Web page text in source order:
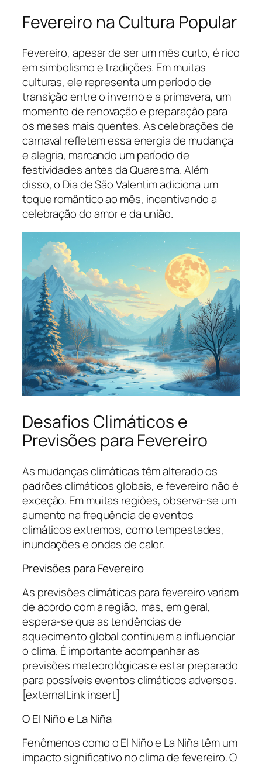
Fevereiro na Cultura Popular
Fevereiro, apesar de ser um mês curto, é rico
em simbolismo e tradições. Em muitas
culturas, ele representa um período de
transição entre o inverno e a primavera, um
momento de renovação e preparação para
os meses mais quentes. As celebrações de
carnaval refletem essa energia de mudança
e alegria, marcando um período de
festividades antes da Quaresma. Além
disso, o Dia de São Valentim adiciona um
toque romântico ao mês, incentivando a
celebração do amor e da união.
Desafios Climáticos e
Previsões para Fevereiro
As mudanças climáticas têm alterado os
padrões climáticos globais, e fevereiro não é
exceção. Em muitas regiões, observa-se um
aumento na frequência de eventos
climáticos extremos, como tempestades,
inundações e ondas de calor.
Previsões para Fevereiro
As previsões climáticas para fevereiro variam
de acordo com a região, mas, em geral,
espera-se que as tendências de
aquecimento global continuem a influenciar
o clima. É importante acompanhar as
previsões meteorológicas e estar preparado
para possíveis eventos climáticos adversos.
[externalLink insert]
O El Niño e La Niña
Fenômenos como o El Niño e La Niña têm um
impacto significativo no clima de fevereiro. O